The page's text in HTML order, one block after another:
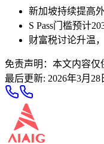
新加坡持续提高
S Pass门槛预计
财富税讨论升温
免责声明：本文内容仅
最后更新: 2026年3月28